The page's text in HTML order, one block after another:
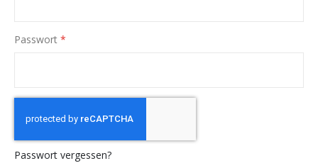
Passwort
Passwort vergessen?